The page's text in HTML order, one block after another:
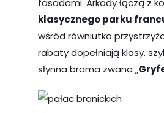
klasycznego parku
wśród równiutko
rabaty dopełniają klasy,
słynna brama zwana „